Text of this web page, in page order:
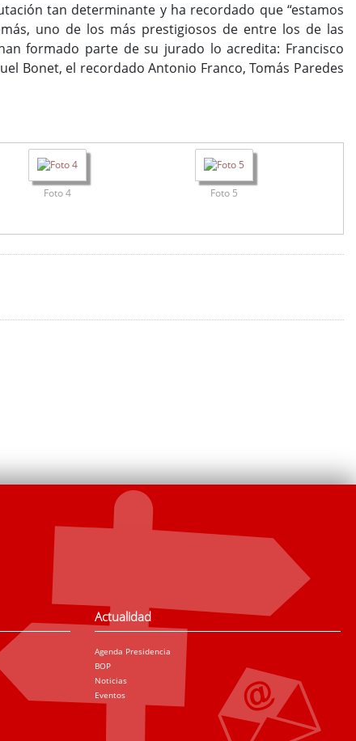
tan determinante y ha recordado que “estamos
uno de los más prestigiosos de entre los de las
formado parte de su jurado lo acredita: Francisco
Bonet, el recordado Antonio Franco, Tomás Paredes
Foto 4 Foto 5
Actualidad
Agenda Presidencia
BOP
Noticias
Eventos